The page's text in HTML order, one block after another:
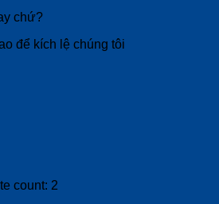
chứ?
để kích lệ chúng tôi
count: 2